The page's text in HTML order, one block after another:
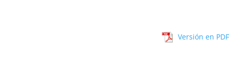
Versión en PDF